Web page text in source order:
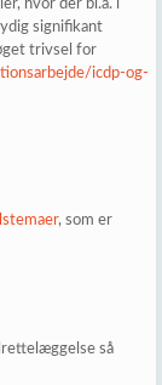
hvor der bl.a. i
signifikant
trivsel for
icdp-og-
, som er
så